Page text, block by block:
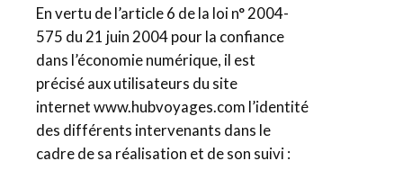
En vertu de l’article 6 de la loi n° 2004-
575 du 21 juin 2004 pour la confiance
dans l’économie numérique, il est
précisé aux utilisateurs du site
internet www.hubvoyages.com l’identité
des différents intervenants dans le
cadre de sa réalisation et de son suivi :